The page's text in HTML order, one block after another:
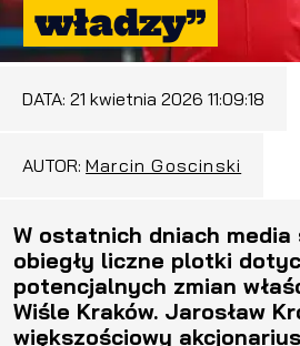
władzy”
DATA: 21 kwietnia 2026 11:09:18
AUTOR: Marcin Goscinski
W ostatnich dniach media
obiegły liczne plotki
potencjalnych zmian
Wiśle Kraków. Jarosław
większościowy